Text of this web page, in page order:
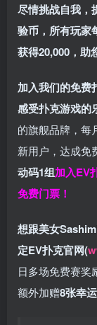
尽情挑战自我，
验币，所有玩家
获得20,000，助
加入我们的免费
感受扑克游戏的
的旗舰品牌，每
新用户，达成
动码1组加入EV
免费门票！
想跟美女
定EV扑克官网(
日多场免费赛奖
额外加赠8张幸